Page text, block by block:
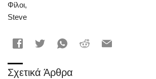
Φίλοι,
Steve
Σχετικά Άρθρα